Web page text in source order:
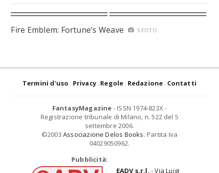
Fire Emblem: Fortune’s Weave 5 FOTO
Termini d'uso Privacy Regole Redazione Contatti
FantasyMagazine - ISSN 1974-823X -
Registrazione tribunale di Milano, n. 522 del 5
settembre 2006.
©2003 Associazione Delos Books. Partita Iva
04029050962.
Pubblicità:
EADV s.r.l. - Via Luigi